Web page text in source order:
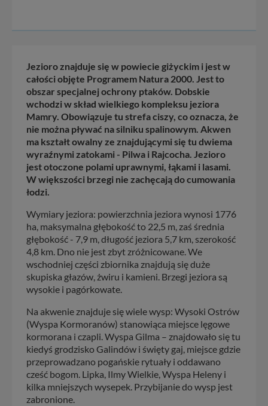
Jezioro znajduje się w powiecie giżyckim i jest w
całości objęte Programem Natura 2000. Jest to
obszar specjalnej ochrony ptaków. Dobskie
wchodzi w skład wielkiego kompleksu jeziora
Mamry. Obowiązuje tu strefa ciszy, co oznacza, że
nie można pływać na silniku spalinowym. Akwen
ma kształt owalny ze znajdującymi się tu dwiema
wyraźnymi zatokami - Pilwa i Rajcocha. Jezioro
jest otoczone polami uprawnymi, łąkami i lasami.
W większości brzegi nie zachęcają do cumowania
łodzi.
Wymiary jeziora: powierzchnia jeziora wynosi 1776
ha, maksymalna głębokość to 22,5 m, zaś średnia
głębokość - 7,9 m, długość jeziora 5,7 km, szerokość
4,8 km. Dno nie jest zbyt zróżnicowane. We
wschodniej części zbiornika znajdują się duże
skupiska głazów, żwiru i kamieni. Brzegi jeziora są
wysokie i pagórkowate.
Na akwenie znajduje się wiele wysp: Wysoki Ostrów
(Wyspa Kormoranów) stanowiąca miejsce lęgowe
kormorana i czapli. Wyspa Gilma – znajdowało się tu
kiedyś grodzisko Galindów i święty gaj, miejsce gdzie
przeprowadzano pogańskie rytuały i oddawano
cześć bogom. Lipka, Ilmy Wielkie, Wyspa Heleny i
kilka mniejszych wysepek. Przybijanie do wysp jest
zabronione.